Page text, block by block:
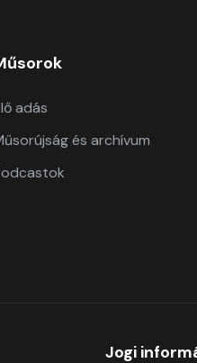
adás
és archívum
Jogi